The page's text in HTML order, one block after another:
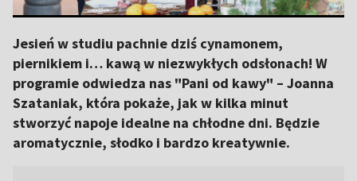
Jesień w studiu pachnie dziś cynamonem,
piernikiem i… kawą w niezwykłych odsłonach! W
programie odwiedza nas "Pani od kawy" – Joanna
Szataniak, która pokaże, jak w kilka minut
stworzyć napoje idealne na chłodne dni. Będzie
aromatycznie, słodko i bardzo kreatywnie.